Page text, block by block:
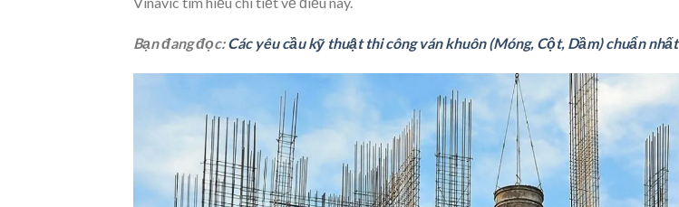
Bạn đang đọc:Các yêu cầu kỹ thuật thi công ván khuôn (Móng, Cột, Dầm) chuẩn nhất